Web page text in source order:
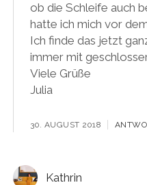
ob die Schleife auch
hatte ich mich vor
Ich finde das jetzt
immer mit
Viele Grüße
Julia
30. AUGUST 2018
Kathrin